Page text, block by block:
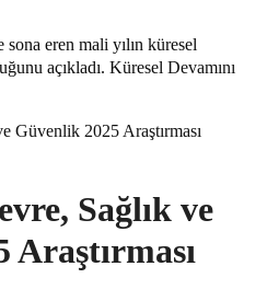
eren mali yılın küresel
açıkladı. Küresel Devamını
Sağlık ve